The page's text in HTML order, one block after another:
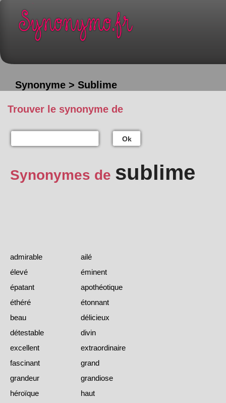
Synonyme > Sublime
Trouver le synonyme de
Ok
Synonymes de sublime
admirable
ailé
élevé
éminent
épatant
apothéotique
éthéré
étonnant
beau
délicieux
détestable
divin
excellent
extraordinaire
fascinant
grand
grandeur
grandiose
héroïque
haut